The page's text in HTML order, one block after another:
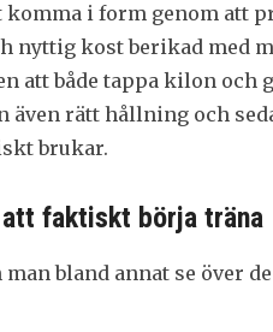
i form genom att
nyttig kost berikad med
att både tappa kilon och
även rätt hållning och
brukar.
faktiskt börja träna
bland annat se över